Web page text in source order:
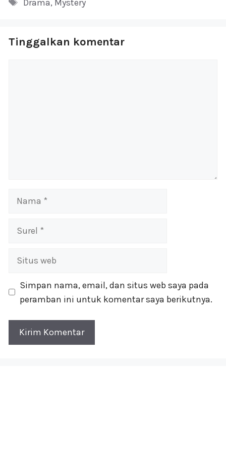
Drama, Mystery
Tinggalkan komentar
Nama
Surel
Situs
Simpan nama, email, dan situs web saya pada
peramban ini untuk komentar saya berikutnya.